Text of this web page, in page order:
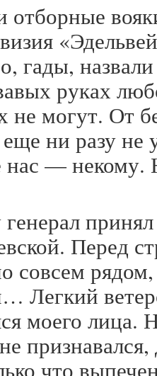
гады, назвали
руках
не могут. От
ни разу
— некому.
Перед
совсем
Легкий
моего лица.
что